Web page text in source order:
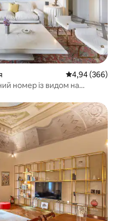
Середня
4,94 (366)
номер із видом на